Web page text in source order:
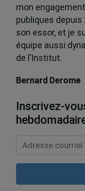
mon
publiques depuis
son essor, et je
équipe aussi
de l’Institut.
Bernard Derome
Inscrivez-